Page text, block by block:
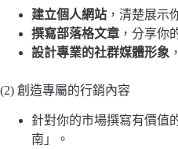
建立個人網站 ，清楚展示
撰寫部落格文章 ，分享你
設計專業的社群媒體形象
(2) 創造專屬的行銷內容
針對你的市場撰寫有價值
南」。